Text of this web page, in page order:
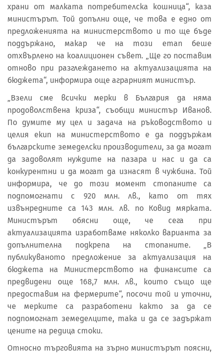
храни от малката потребителска кошница“, каза
министърът. Той допълни още, че това е едно от
предложенията на министерството и то ще бъде
поддържано, макар че на този етап беше
отхвърлено на коалиционен съвет. „Ще го поставим
отново при разглеждането на актуализацията на
бюджета“, информира още аграрният министър.
„Взели сме всички мерки в България да няма
продоволствена криза“, съобщи министър Иванов.
По думите му цел и задача на ръководството и
целия екип на министерството е да поддържам
българските земеделски производители, за да могат
да задоволят нуждите на пазара и нас и да са
конкурентни и да могат да изнасят в чужбина. Той
информира, че до този момент стопаните са
подпомогнати с 920 млн. лв., като от тях
извънредните са 143 млн. лв. по Ковид мярката.
Министърът обясни още, че сега при
актуализацията изработваме няколко варианта за
допълнителна подкрепа на стопаните. „В
публикуваното предложение за актуализация на
бюджета на Министерството на финансите са
предвидени още 168,7 млн. лв., които също ще
предоставим на фермерите“, посочи той и уточни,
че мерките са разработени както за да се
подпомогнат земеделците, така и да се задържат
цените на редица стоки.
Относно търговията на зърно министърът поясни,